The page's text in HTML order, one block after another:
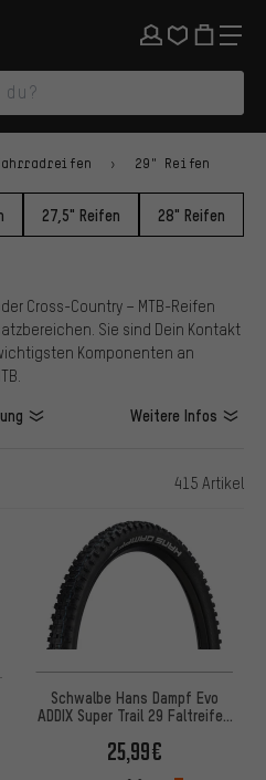
29" Reifen
27,5" Reifen 28" Reifen
Cross-Country – MTB-Reifen
Sie sind Dein Kontakt
Komponenten an
Weitere Infos
415 Artikel
Schwalbe Hans Dampf Evo
ADDIX Super Trail 29 Faltreifen
25,99€